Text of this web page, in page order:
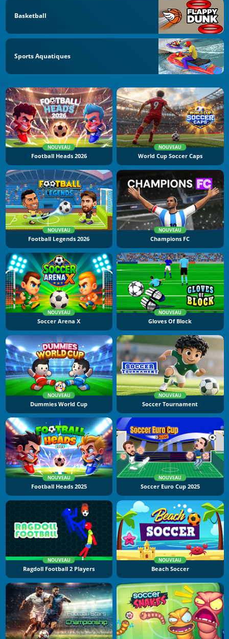
Basketball
Sports Aquatiques
NOUVEAU
Football Heads 2026
NOUVEAU
World Cup Soccer Caps
NOUVEAU
Football Legends 2026
NOUVEAU
Champions FC
NOUVEAU
Soccer Arena X
NOUVEAU
Gloves Of Block
NOUVEAU
Dummies World Cup
NOUVEAU
Soccer Tournament
NOUVEAU
Football Heads 2025
NOUVEAU
Soccer Euro Cup 2025
NOUVEAU
Ragdoll Football 2 Players
NOUVEAU
Beach Soccer